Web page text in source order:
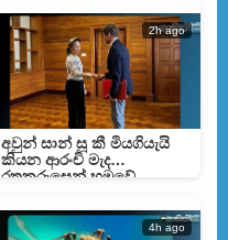
2h ago
අවුන් සාන් සූ කී මියගියැයි
කියන ආරංචි මැද
රතුකුරුසෙන් හමුවේ
4h ago